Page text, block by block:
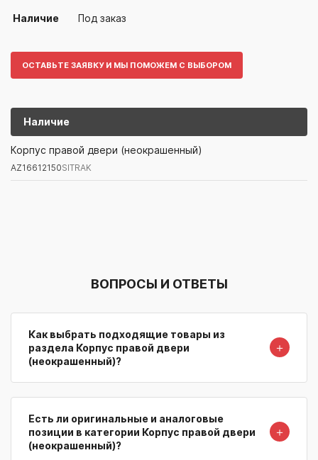
Наличие Под заказ
ОСТАВЬТЕ ЗАЯВКУ И МЫ ПОМОЖЕМ С ВЫБОРОМ
Наличие
Артикул/Бренд
AZ16612150SITRAK
Корпус правой двери (неокрашенный)
AZ16612150SITRAK
ВОПРОСЫ И ОТВЕТЫ
Как выбрать подходящие товары из
раздела Корпус правой двери
(неокрашенный)?
＋
Есть ли оригинальные и аналоговые
позиции в категории Корпус правой двери
(неокрашенный)?
＋